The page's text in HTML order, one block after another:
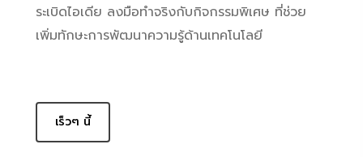
ระเบิดไอเดีย ลงมือทำจริงกับกิจกรรมพิเศษ ที่ช่วย
เพิ่มทักษะการพัฒนาความรู้ด้านเทคโนโลยี
เร็วๆ นี้